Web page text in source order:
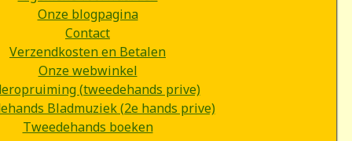
Onze blogpagina
Contact
Verzendkosten en Betalen
Onze webwinkel
(tweedehands prive)
Bladmuziek (2e hands prive)
Tweedehands boeken